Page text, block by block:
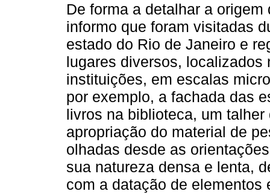
De forma a detalhar a
informo que foram visitadas
estado do Rio de Janeiro e
lugares diversos, localizados
instituições, em escalas
por exemplo, a fachada das
livros na biblioteca, um
apropriação do material de
olhadas desde as
sua natureza densa e lenta,
com a datação de elementos